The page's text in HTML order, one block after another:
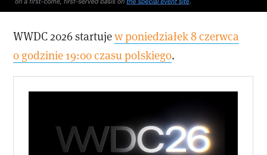
WWDC 2026 startujew poniedziałek 8 czerwca
o godzinie 19:00 czasu polskiego.